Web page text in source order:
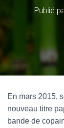
Publié
En mars 2015,
nouveau titre
bande de